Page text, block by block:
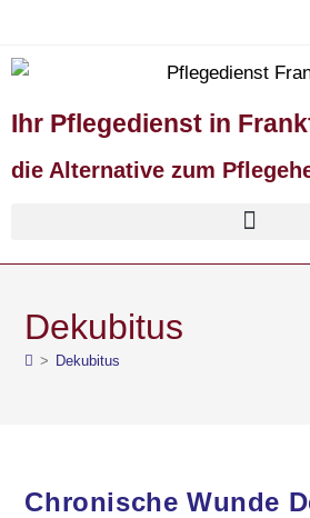
Ihr Pflegedienst in
die Alternative zum
Dekubitus
> Dekubitus
Chronische Wunde